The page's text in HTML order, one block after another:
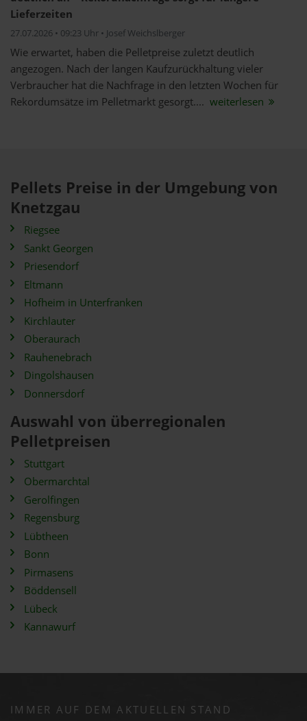
Lieferzeiten
27.07.2026 • 09:23 Uhr • Josef Weichslberger
Wie erwartet, haben die Pelletpreise zuletzt deutlich
angezogen. Nach der langen Kaufzurückhaltung vieler
Verbraucher hat die Nachfrage in den letzten Wochen für
Rekordumsätze im Pelletmarkt gesorgt.... weiterlesen
Pellets Preise in der Umgebung von
Knetzgau
Riegsee
Sankt Georgen
Priesendorf
Eltmann
Hofheim in Unterfranken
Kirchlauter
Oberaurach
Rauhenebrach
Dingolshausen
Donnersdorf
Auswahl von überregionalen
Pelletpreisen
Stuttgart
Obermarchtal
Gerolfingen
Regensburg
Lübtheen
Bonn
Pirmasens
Böddensell
Lübeck
Kannawurf
IMMER AUF DEM AKTUELLEN STAND